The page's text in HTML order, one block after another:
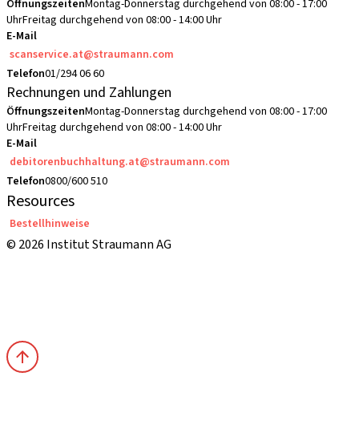
ÖffnungszeitenMontag-Donnerstag durchgehend von 08:00 - 17:00
UhrFreitag durchgehend von 08:00 - 14:00 Uhr
E-Mail
scanservice.at@straumann.com
Telefon01/294 06 60
Rechnungen und Zahlungen
ÖffnungszeitenMontag-Donnerstag durchgehend von 08:00 - 17:00
UhrFreitag durchgehend von 08:00 - 14:00 Uhr
E-Mail
debitorenbuchhaltung.at@straumann.com
Telefon0800/600 510
Resources
Bestellhinweise
© 2026 Institut Straumann AG